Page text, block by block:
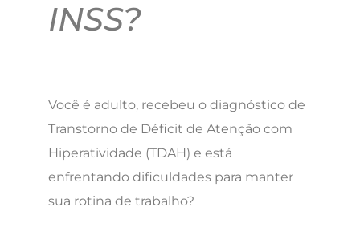
INSS?
Você é adulto, recebeu o diagnóstico de
Transtorno de Déficit de Atenção com
Hiperatividade (TDAH) e está
enfrentando dificuldades para manter
sua rotina de trabalho?